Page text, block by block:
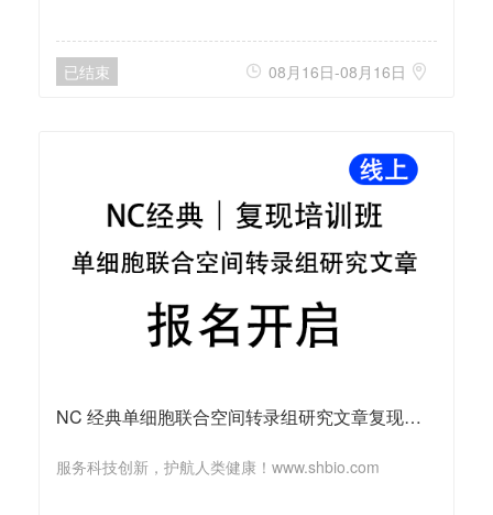
已结束  08月16日-08月16日 
NC 经典单细胞联合空间转录组研究文章复现培训班，线上开启！
服务科技创新，护航人类健康！www.shbio.com